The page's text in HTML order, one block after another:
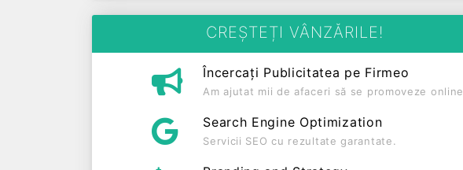
CREȘTEȚI VÂNZĂRILE!
Încercați Publicitatea pe Firmeo
Am ajutat mii de afaceri să se promoveze online
Search Engine Optimization
Servicii SEO cu rezultate garantate.